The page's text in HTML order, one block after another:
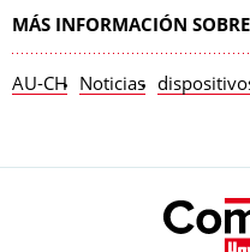
MÁS INFORMACIÓN
AU-CH Noticias